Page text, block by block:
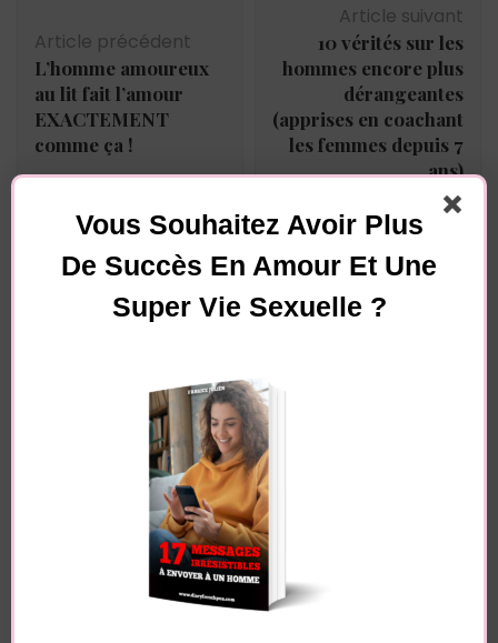
d'article
Article précédent
L’homme amoureux
au lit fait l’amour
EXACTEMENT
comme ça !
Article suivant
10 vérités sur les
hommes encore plus
dérangeantes
(apprises en coachant
les femmes depuis 7
ans)
Vous pourriez également aimer...
Laisser un commentaire
Votre adresse e-mail ne sera pas publiée.
champs obligatoires sont indiqués avec
Vous Souhaitez Avoir Plus
De Succès En Amour Et Une
Super Vie Sexuelle ?